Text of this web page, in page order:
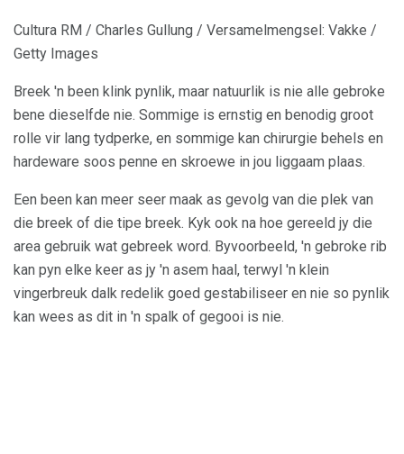
Cultura RM / Charles Gullung / Versamelmengsel: Vakke /
Getty Images
Breek 'n been klink pynlik, maar natuurlik is nie alle gebroke
bene dieselfde nie. Sommige is ernstig en benodig groot
rolle vir lang tydperke, en sommige kan chirurgie behels en
hardeware soos penne en skroewe in jou liggaam plaas.
Een been kan meer seer maak as gevolg van die plek van
die breek of die tipe breek. Kyk ook na hoe gereeld jy die
area gebruik wat gebreek word. Byvoorbeeld, 'n gebroke rib
kan pyn elke keer as jy 'n asem haal, terwyl 'n klein
vingerbreuk dalk redelik goed gestabiliseer en nie so pynlik
kan wees as dit in 'n spalk of gegooi is nie.